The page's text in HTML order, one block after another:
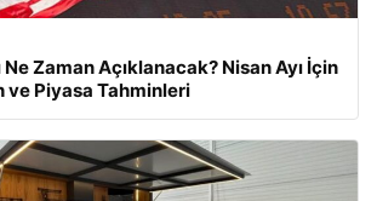
Ne Zaman Açıklanacak? Nisan Ayı İçin
ve Piyasa Tahminleri